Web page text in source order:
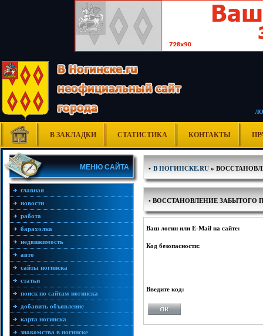
В ЗАКЛАДКИ СТАТИСТИКА КОНТАКТЫ
МЕНЮ САЙТА
главная
новости
работа
барахолка
недвижимость
авто
сайты ногинска
статьи
поиск по сайтам ногинска
добавить объявление
карта ногинска
знакомства в ногинске
• В НОГИНСКЕ.RU»
• ВОССТАНОВЛЕНИЕ ЗАБЫТОГО
Ваш логин или E-Mail на сайте:
Код безопасности:
Введите код: